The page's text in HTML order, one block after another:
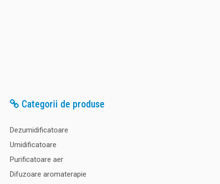
Categorii de produse
Dezumidificatoare
Umidificatoare
Purificatoare aer
Difuzoare aromaterapie